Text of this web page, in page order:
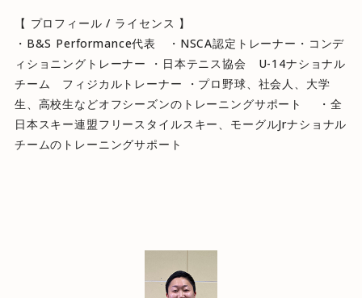
【 プロフィール / ライセンス 】
・B&S Performance代表 ・NSCA認定トレーナー・コンデ
ィショニングトレーナー ・日本テニス協会 U-14ナショナル
チーム フィジカルトレーナー ・プロ野球、社会人、大学
生、高校生などオフシーズンのトレーニングサポート ・全
日本スキー連盟フリースタイルスキー、モーグルJrナショナル
チームのトレーニングサポート